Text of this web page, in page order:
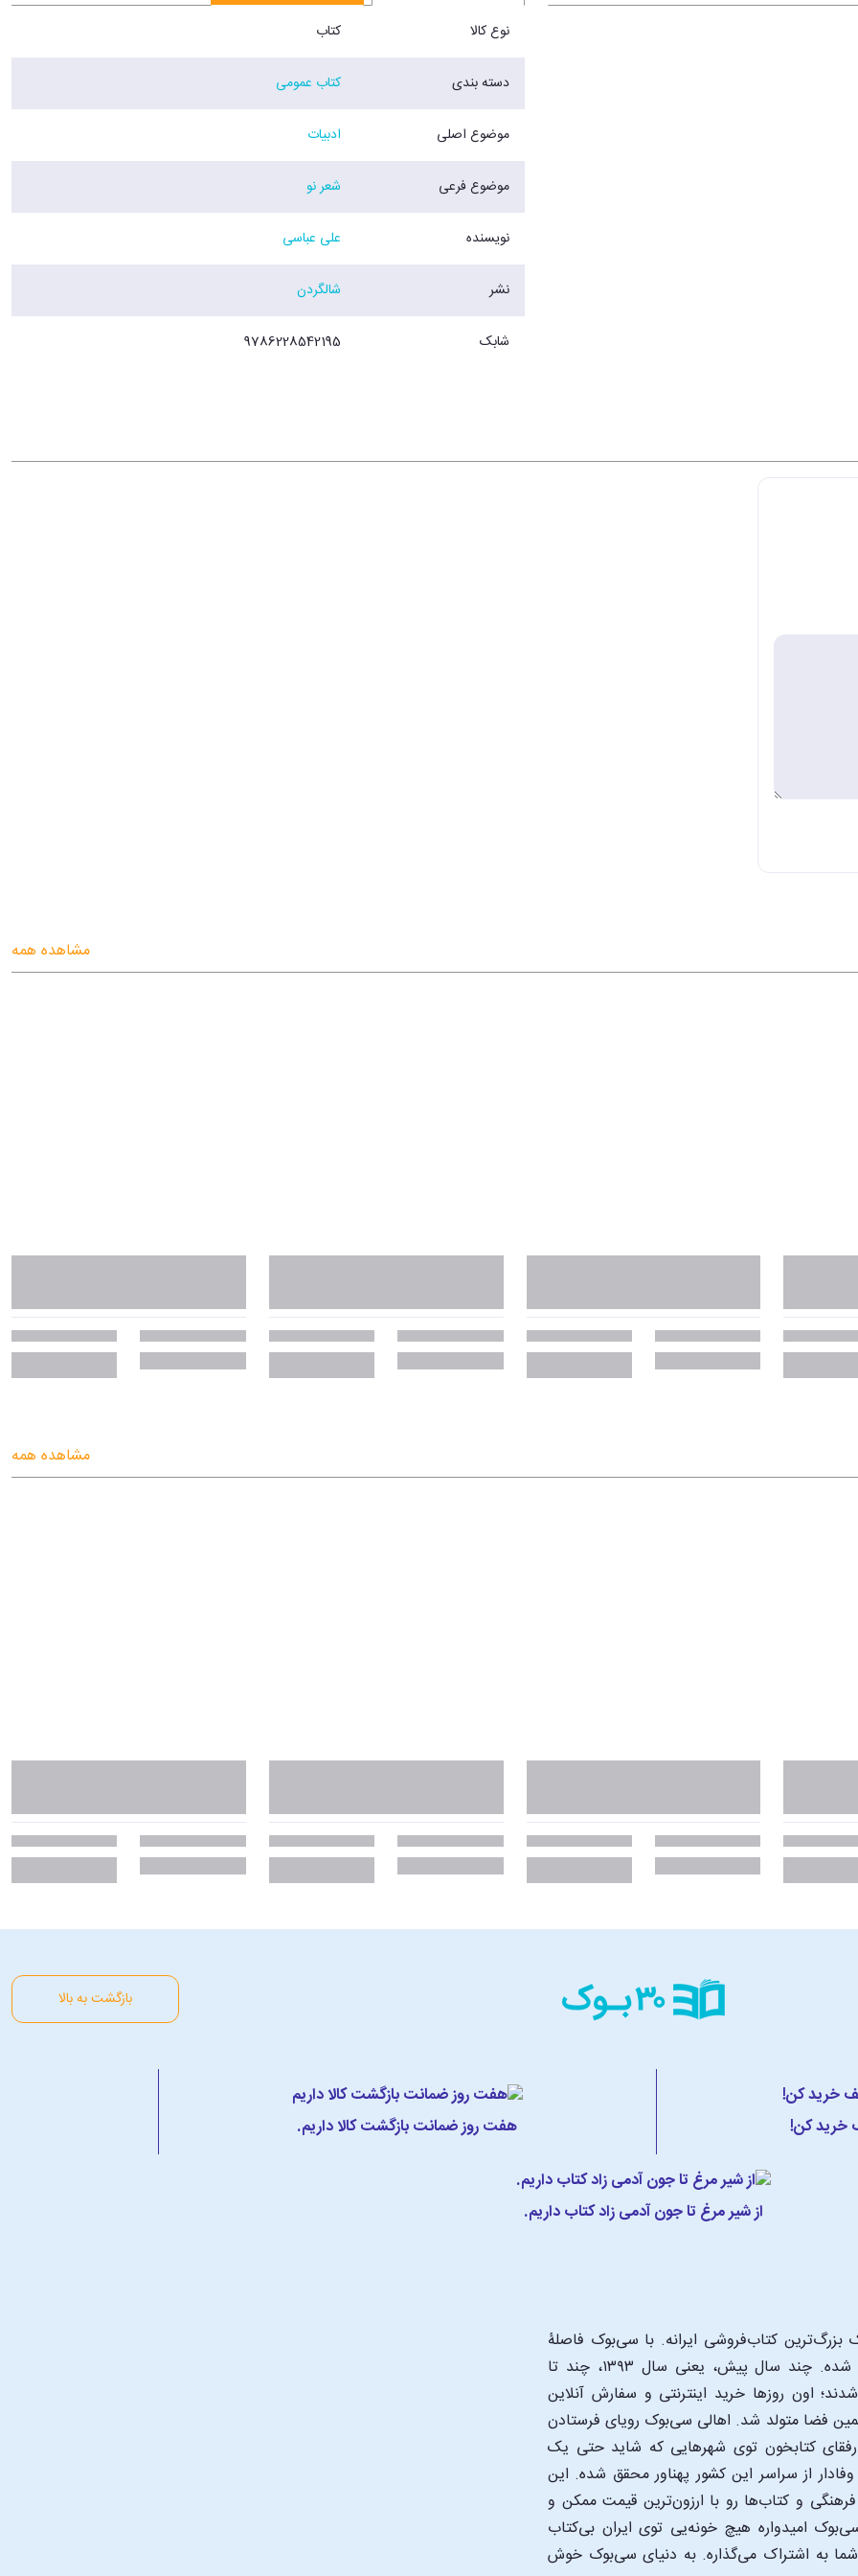
نوع کالا کتاب
دسته بندی کتاب عمومی
موضوع اصلی ادبیات
موضوع فرعی شعر نو
نویسنده علی عباسی
نشر شالگردن
شابک 9786228542195
مشاهده همه
مشاهده همه
بازگشت به بالا
خرید کن! هفت روز ضمانت بازگشت کالا داریم.
از شیر مرغ تا جون آدمی زاد کتاب داریم.
کتاب‌فروشی ایرانه. با سی‌بوک فاصلۀ
شما تا یک کتابفروشی بزرگ و پروپیمون تنها به اندازۀ یک کلیک شده. چند سال پیش، یعنی سال ۱۳۹۳، چند تا
اون‌ روزها خرید اینترنتی و سفارش آنلاین
فضا متولد شد. اهالی سی‌بوک رویای فرستادن
رفقای کتابخون توی شهرهایی که شاید حتی یک
از سراسر این کشور پهناور محقق شده. این
فرهنگی و کتاب‌ها رو با ارزون‌ترین قیمت ممکن و
امیدواره هیچ خونه‌یی توی ایران بی‌کتاب
شما به اشتراک می‌گذاره. به دنیای سی‌بوک خوش